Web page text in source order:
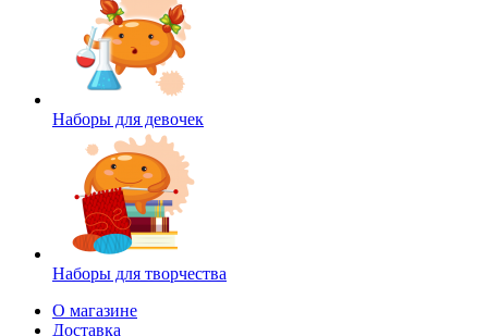
Наборы для девочек
Наборы для творчества
О магазине
Доставка